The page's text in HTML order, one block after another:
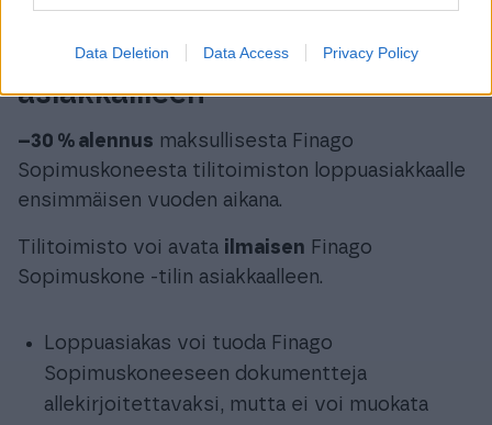
Data Deletion Data Access Privacy Policy
Tilitoimiston tarjoamat edut
asiakkailleen
–30 % alennus maksullisesta Finago
Sopimuskoneesta tilitoimiston loppuasiakkaalle
ensimmäisen vuoden aikana.
Tilitoimisto voi avata ilmaisen Finago
Sopimuskone -tilin asiakkaalleen.
Loppuasiakas voi tuoda Finago
Sopimuskoneeseen dokumentteja
allekirjoitettavaksi, mutta ei voi muokata